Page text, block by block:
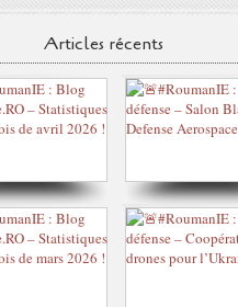
Articles récents